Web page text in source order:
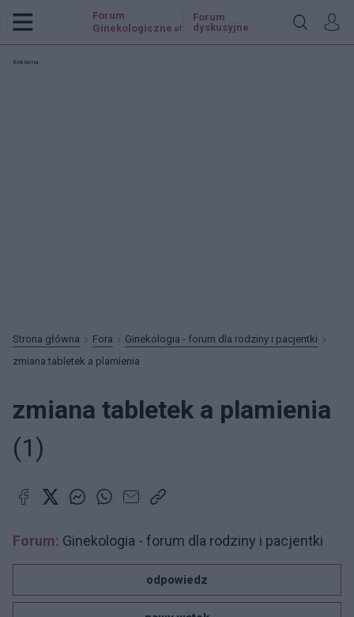
Forum
Ginekologiczne .pl
Forum
dyskusyjne
Reklama:
Strona główna Fora
Ginekologia - forum dla rodziny i pacjentki
zmiana tabletek a plamienia
zmiana tabletek a plamienia
(1)
Forum: Ginekologia - forum dla rodziny i pacjentki
odpowiedz